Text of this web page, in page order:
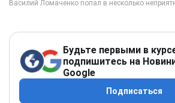
Будьте первыми в
подпишитесь на
Google
Подписаться